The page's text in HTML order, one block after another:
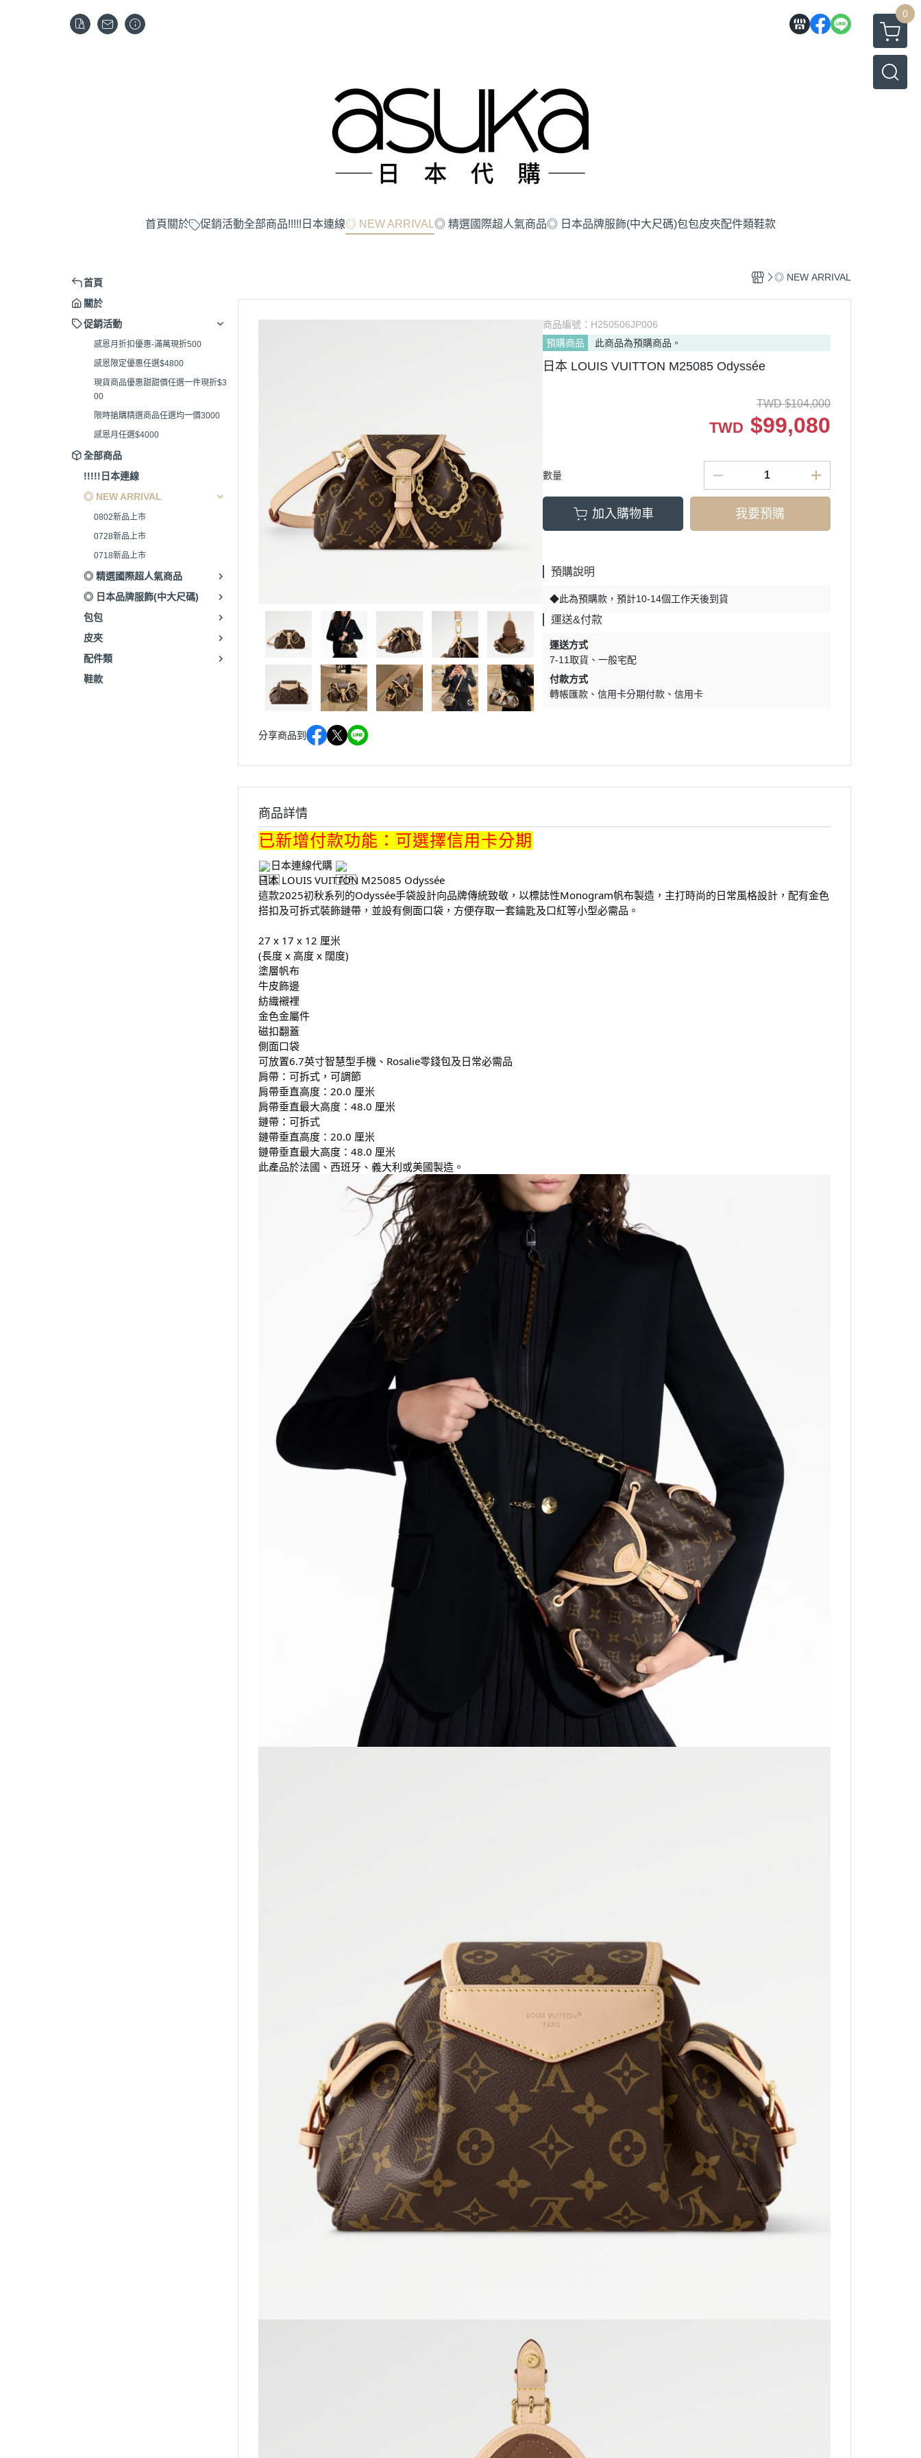
0
首頁 關於 促銷活動全部商品!!!!!日本連線◎ NEW ARRIVAL◎ 精選國際超人氣商品◎ 日本品牌服飾(中大尺碼)包包皮夾配件類鞋款
首頁
關於
促銷活動
感恩月折扣優惠-滿萬現折500
感恩限定優惠任選$4800
現貨商品優惠甜甜價任選一件現折$3
00
限時搶購精選商品任選均一價3000
感恩月任選$4000
全部商品
!!!!!日本連線
◎ NEW ARRIVAL
0802新品上市
0728新品上市
0718新品上市
◎ 精選國際超人氣商品
◎ 日本品牌服飾(中大尺碼)
包包
皮夾
配件類
鞋款
◎ NEW ARRIVAL
分享商品到
商品編號： H250506JP006
預購商品
此商品為預購商品。
日本 LOUIS VUITTON M25085 Odyssée
TWD $104,000
TWD $99,080
數量
加入購物車 我要預購
預購說明
◆此為預購款，預計10-14個工作天後到貨
運送&付款
運送方式
7-11取貨
一般宅配
付款方式
轉帳匯款
信用卡分期付款 信用卡
商品詳情
已新增付款功能：可選擇信用卡分期
日本連線代購
日本 LOUIS VUITTON M25085 Odyssée
這款2025初秋系列的Odyssée手袋設計向品牌傳統致敬，以標誌性Monogram帆布製造，主打時尚的日常風格設計，配有金色
搭扣及可拆式裝飾鏈帶，並設有側面口袋，方便存取一套鑰匙及口紅等小型必需品。
27 x 17 x 12 厘米
(長度 x 高度 x 闊度)
塗層帆布
牛皮飾邊
紡織襯裡
金色金屬件
磁扣翻蓋
側面口袋
可放置6.7英寸智慧型手機、Rosalie零錢包及日常必需品
肩帶：可拆式，可調節
肩帶垂直高度：20.0 厘米
肩帶垂直最大高度：48.0 厘米
鏈帶：可拆式
鏈帶垂直高度：20.0 厘米
鏈帶垂直最大高度：48.0 厘米
此產品於法國、西班牙、義大利或美國製造。